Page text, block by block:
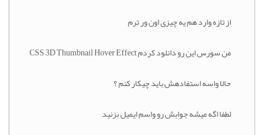
از تازه وارد هم یه چیزی اون ور ترم
من سورس این رو دانلود کردم CSS 3D Thumbnail Hover Effect
حالا واسه استفادهش باید چیکار کنم ؟
لطفا اگه میشه جوابش رو واسم ایمیل بزنید